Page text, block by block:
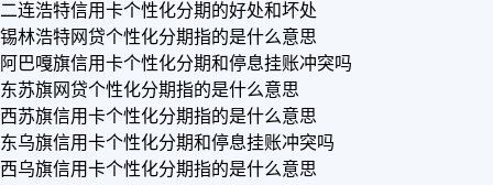
二连浩特信用卡个性化分期的好处和坏处
锡林浩特网贷个性化分期指的是什么意思
阿巴嘎旗信用卡个性化分期和停息挂账冲突吗
东苏旗网贷个性化分期指的是什么意思
西苏旗信用卡个性化分期指的是什么意思
东乌旗信用卡个性化分期和停息挂账冲突吗
西乌旗信用卡个性化分期指的是什么意思